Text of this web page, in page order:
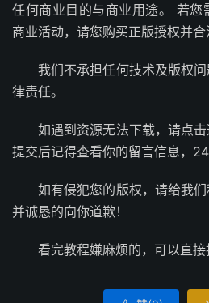
任何商业目的与商业用途。 若您
商业活动，请您购买正版授权并合
我们不承担任何技术及版权
律责任。
如遇到资源无法下载，请点
提交后记得查看你的留言信息，24
如有侵犯您的版权，请给我们
并诚恳的向你道歉！
看完教程嫌麻烦的，可以直